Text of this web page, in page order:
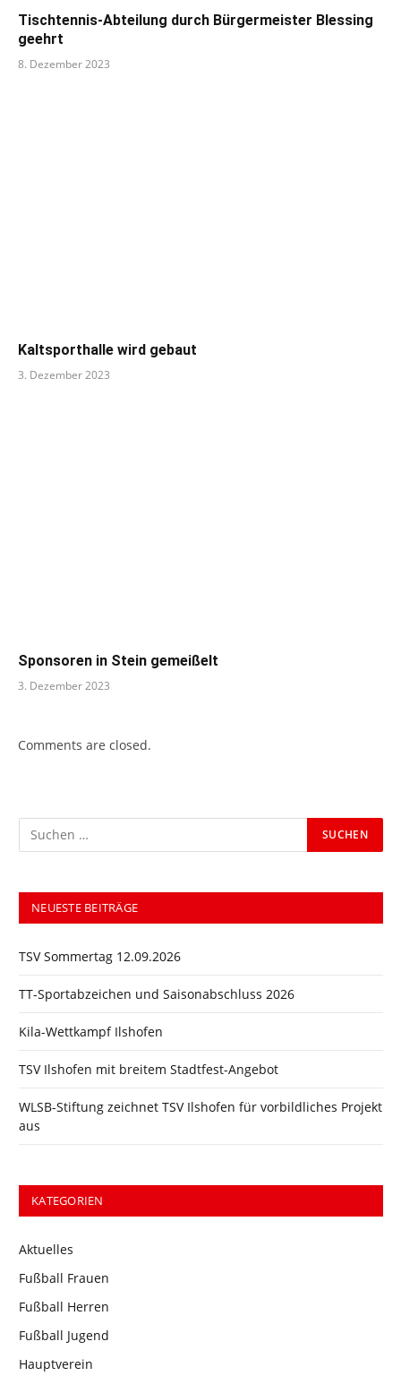
Tischtennis-Abteilung durch Bürgermeister Blessing
geehrt
8. Dezember 2023
Kaltsporthalle wird gebaut
3. Dezember 2023
Sponsoren in Stein gemeißelt
3. Dezember 2023
Comments are closed.
NEUESTE BEITRÄGE
TSV Sommertag 12.09.2026
TT-Sportabzeichen und Saisonabschluss 2026
Kila-Wettkampf Ilshofen
TSV Ilshofen mit breitem Stadtfest-Angebot
WLSB-Stiftung zeichnet TSV Ilshofen für vorbildliches Projekt
aus
KATEGORIEN
Aktuelles
Fußball Frauen
Fußball Herren
Fußball Jugend
Hauptverein